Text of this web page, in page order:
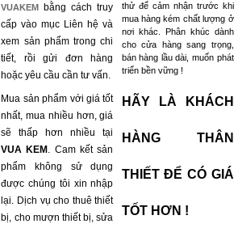
VUAKEM
bằng cách truy
cấp vào mục Liên hệ và
xem sản phẩm trong chi
tiết, rồi gửi đơn hàng
hoặc yêu cầu cần tư vấn.
Mua sản phẩm với giá tốt
nhất, mua nhiều hơn, giá
sẽ thấp hơn nhiều tại
VUA KEM . Cam kết sản
phẩm không sử dụng
được chúng tôi xin nhập
lại. Dịch vụ cho thuê thiết
bị, cho mượn thiết bị, sửa
thử để cảm nhận trước khi
mua hàng kém chất lượng ở
nơi khác. Phân khúc dành
cho cửa hàng sang trọng,
bán hàng lầu dài, muốn phát
triển bền vững !
HÃY LÀ KHÁCH
HÀNG THÂN
THIẾT ĐỂ CÓ GIÁ
TỐT HƠN !